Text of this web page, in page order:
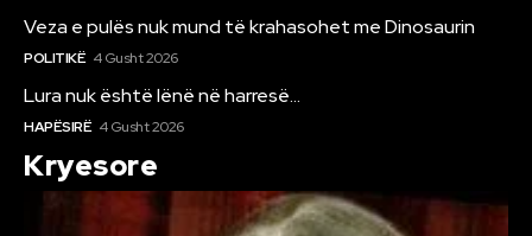
Veza e pulës nuk mund të krahasohet me Dinosaurin
POLITIKË 4 Gusht 2026
Lura nuk është lënë në harresë…
HAPËSIRË 4 Gusht 2026
Kryesore